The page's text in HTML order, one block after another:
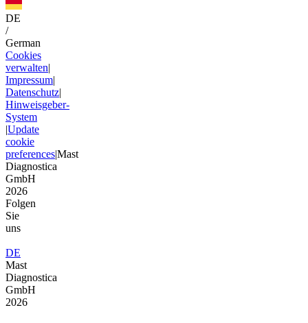
DE
/
German
Cookies
verwalten|
Impressum|
Datenschutz|
Hinweisgeber-
System
|Update
cookie
preferences|Mast
Diagnostica
GmbH
2026
Folgen
Sie
uns
DE
Mast
Diagnostica
GmbH
2026